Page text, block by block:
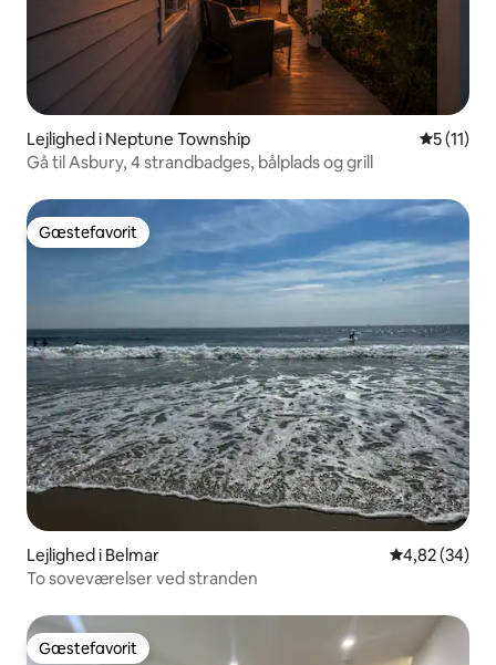
Lejlighed i Neptune Township 5 ud af 5
5 (11)
Gå til Asbury, 4 strandbadges, bålplads og grill
Gæstefavorit
Gæstefavorit
Lejlighed i Belmar 4,82 ud af 5 i
4,82 (34)
To soveværelser ved stranden
Gæstefavorit
Gæstefavorit